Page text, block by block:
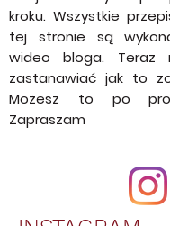
rozwija się na
obejrzeć filmy z
kroku. Wszystkie
tej stronie są
wideo bloga. Teraz
zastanawiać jak to